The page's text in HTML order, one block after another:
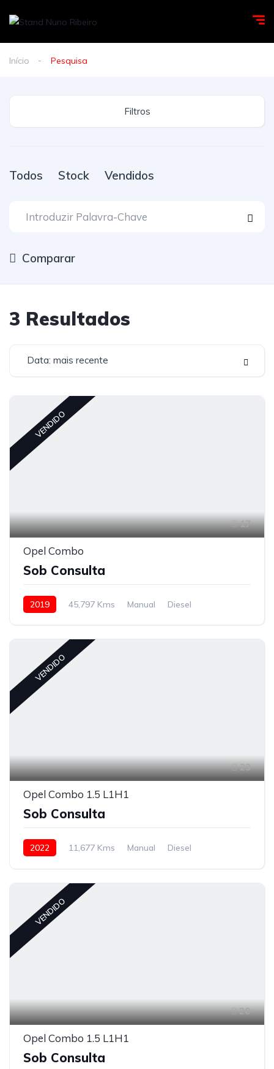
Início Pesquisa
Filtros
Todos Stock Vendidos
Comparar
3 Resultados
Data: mais recente
VENDIDO
17
Opel Combo
Sob Consulta
2019 45,797 Kms Manual Diesel
VENDIDO
23
Opel Combo 1.5 L1H1
Sob Consulta
2022 11,677 Kms Manual
Diesel
VENDIDO
20
Opel Combo 1.5 L1H1
Sob Consulta